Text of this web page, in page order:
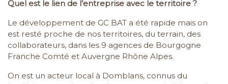
Quel est le lien de l’entreprise avec le territoire ?
Le développement de GC BAT a été rapide mais on
est resté proche de nos territoires, du terrain, des
collaborateurs, dans les 9 agences de Bourgogne
Franche Comté et Auvergne Rhône Alpes.
On est un acteur local à Domblans, connus du